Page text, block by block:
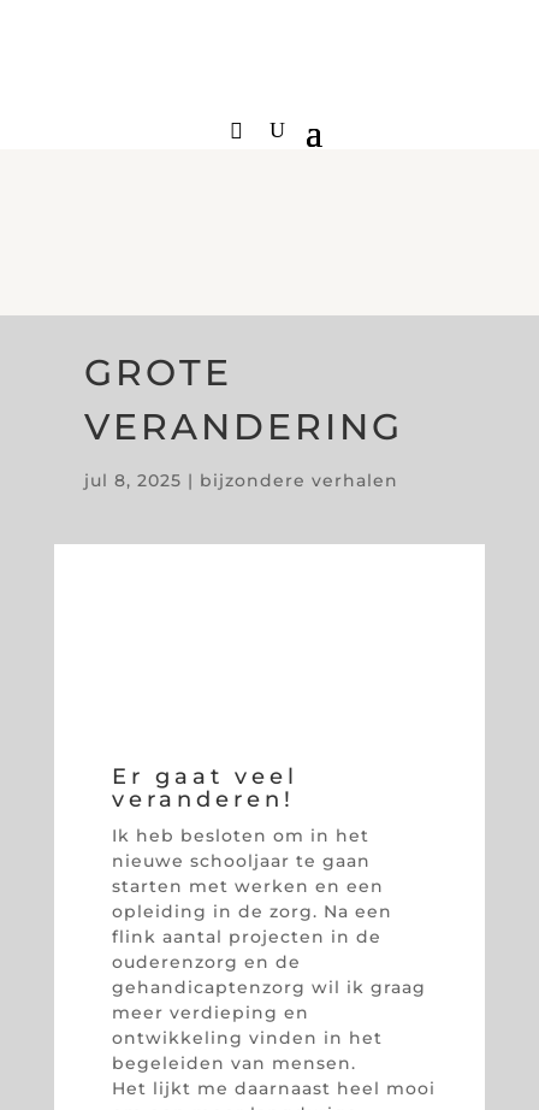
GROTE
VERANDERING
jul 8, 2025 | bijzondere verhalen
Er gaat veel
veranderen!
Ik heb besloten om in het
nieuwe schooljaar te gaan
starten met werken en een
opleiding in de zorg. Na een
flink aantal projecten in de
ouderenzorg en de
gehandicaptenzorg wil ik graag
meer verdieping en
ontwikkeling vinden in het
begeleiden van mensen.
Het lijkt me daarnaast heel mooi